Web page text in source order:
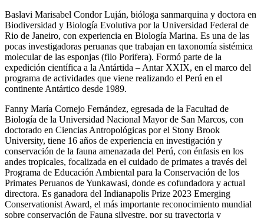
Baslavi Marisabel Condor Luján, bióloga sanmarquina y doctora en
Biodiversidad y Biología Evolutiva por la Universidad Federal de
Rio de Janeiro, con experiencia en Biología Marina. Es una de las
pocas investigadoras peruanas que trabajan en taxonomía sistémica
molecular de las esponjas (filo Porifera). Formó parte de la
expedición científica a la Antártida – Antar XXIX, en el marco del
programa de actividades que viene realizando el Perú en el
continente Antártico desde 1989.
Fanny María Cornejo Fernández, egresada de la Facultad de
Biología de la Universidad Nacional Mayor de San Marcos, con
doctorado en Ciencias Antropológicas por el Stony Brook
University, tiene 16 años de experiencia en investigación y
conservación de la fauna amenazada del Perú, con énfasis en los
andes tropicales, focalizada en el cuidado de primates a través del
Programa de Educación Ambiental para la Conservación de los
Primates Peruanos de Yunkawasi, donde es cofundadora y actual
directora. Es ganadora del Indianapolis Prize 2023 Emerging
Conservationist Award, el más importante reconocimiento mundial
sobre conservación de Fauna silvestre, por su trayectoria y